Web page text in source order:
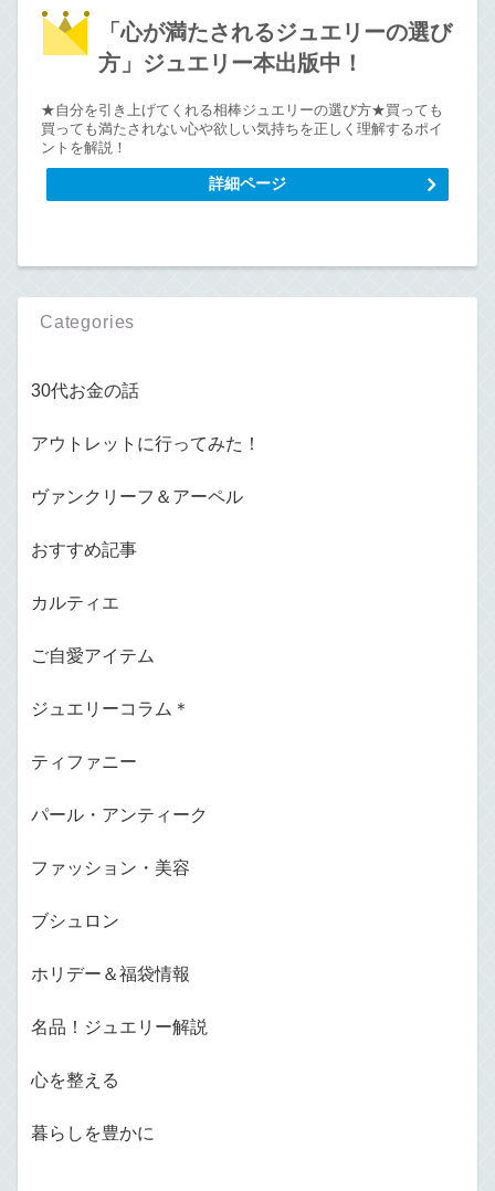
「心が満たされるジュエリーの選び
方」ジュエリー本出版中！
★自分を引き上げてくれる相棒ジュエリーの選び方★買っても
買っても満たされない心や欲しい気持ちを正しく理解するポイ
ントを解説！
詳細ページ
Categories
30代お金の話
アウトレットに行ってみた！
ヴァンクリーフ＆アーペル
おすすめ記事
カルティエ
ご自愛アイテム
ジュエリーコラム＊
ティファニー
パール・アンティーク
ファッション・美容
ブシュロン
ホリデー＆福袋情報
名品！ジュエリー解説
心を整える
暮らしを豊かに